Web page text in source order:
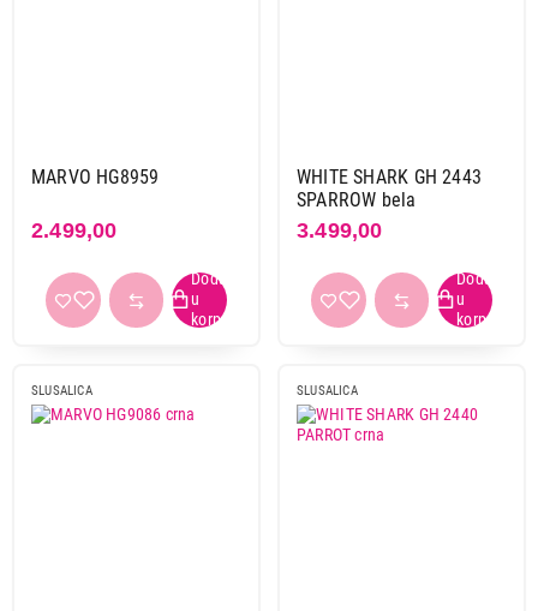
MARVO HG8959
2.499,00
WHITE SHARK GH 2443
SPARROW bela
3.499,00
SLUSALICA SLUSALICA